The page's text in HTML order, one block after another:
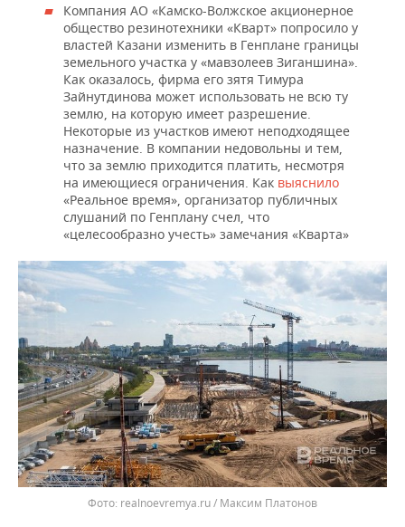
Компания АО «Камско-Волжское акционерное
общество резинотехники «Кварт» попросило у
властей Казани изменить в Генплане границы
земельного участка у «мавзолеев Зиганшина».
Как оказалось, фирма его зятя Тимура
Зайнутдинова может использовать не всю ту
землю, на которую имеет разрешение.
Некоторые из участков имеют неподходящее
назначение. В компании недовольны и тем,
что за землю приходится платить, несмотря
на имеющиеся ограничения. Как выяснило
«Реальное время», организатор публичных
слушаний по Генплану счел, что
«целесообразно учесть» замечания «Кварта»
realnoevremya.ru / Максим Платонов